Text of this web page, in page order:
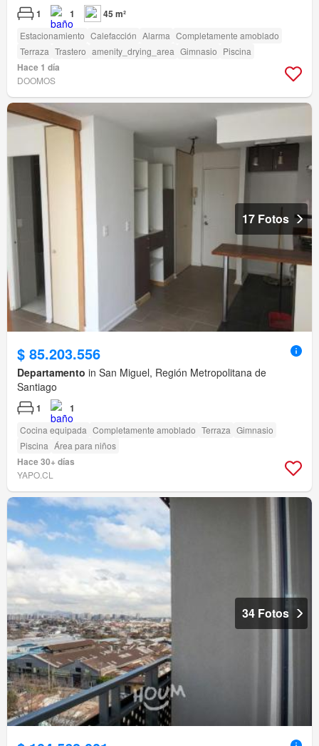
1 1 45 m²
Estacionamiento Calefacción Alarma Completamente amoblado
Terraza Trastero amenity_drying_area Gimnasio Piscina
Hace 1 día
DOOMOS
17 Fotos
$ 85.203.556
Departamento in San Miguel, Región Metropolitana de
Santiago
1 1
Cocina equipada Completamente amoblado Terraza Gimnasio
Piscina Área para niños
Hace 30+ días
YAPO.CL
34 Fotos